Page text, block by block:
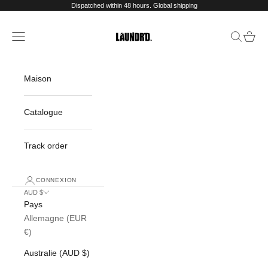
Dispatched within 48 hours. Global shipping
Laundr'd
Menu Panier
Maison
Catalogue
Track order
CONNEXION
AUD $
Pays
Allemagne (EUR
€)
Australie (AUD $)